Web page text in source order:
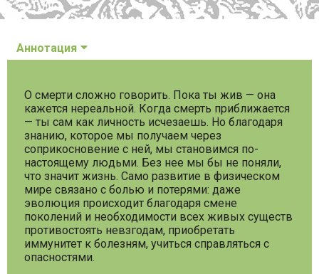
Аннотация
О смерти сложно говорить. Пока ты жив — она
кажется нереальной. Когда смерть приближается
— ты сам как личность исчезаешь. Но благодаря
знанию, которое мы получаем через
соприкосновение с ней, мы становимся по-
настоящему людьми. Без нее мы бы не поняли,
что значит жизнь. Само развитие в физическом
мире связано с болью и потерями: даже
эволюция происходит благодаря смене
поколений и необходимости всех живых существ
противостоять невзгодам, приобретать
иммунитет к болезням, учиться справляться с
опасностями.